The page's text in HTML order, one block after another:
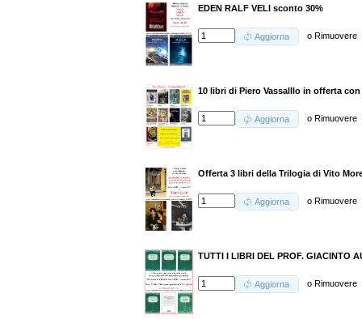
EDEN RALF VELI sconto 30%
Aggiorna oRimuovere
10 libri di Piero Vassalllo in offerta
Aggiorna oRimuovere
Offerta 3 libri della Trilogia di Vito
Aggiorna oRimuovere
TUTTI I LIBRI DEL PROF. GIACINTO
Aggiorna oRimuovere